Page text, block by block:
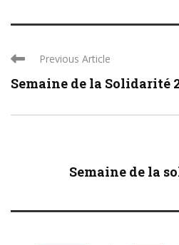
Previous Article
Semaine de la Solidarité
Semaine de la